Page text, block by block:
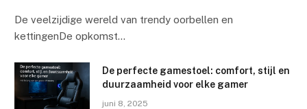
De veelzijdige wereld van trendy oorbellen en
kettingenDe opkomst…
De perfecte gamestoel: comfort, stijl en
duurzaamheid voor elke gamer
juni 8, 2025